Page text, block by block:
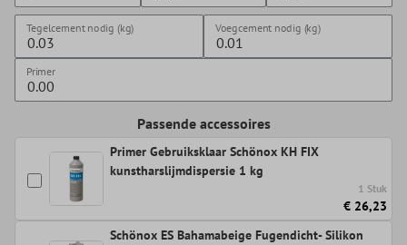
Tegelcement nodig (kg) Voegcement nodig (kg)
Primer
Passende accessoires
Primer Gebruiksklaar Schönox KH FIX
kunstharslijmdispersie 1 kg
1 Stuk
€ 26,23
Schönox ES Bahamabeige Fugendicht- Silikon